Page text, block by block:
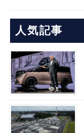
人気記事